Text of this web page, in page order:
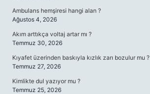
Ambulans hemşiresi hangi alan ?
Ağustos 4, 2026
Akım arttıkça voltaj artar mı ?
Temmuz 30, 2026
Kıyafet üzerinden baskıyla kızlık zarı bozulur mu ?
Temmuz 27, 2026
Kimlikte dul yazıyor mu ?
Temmuz 25, 2026